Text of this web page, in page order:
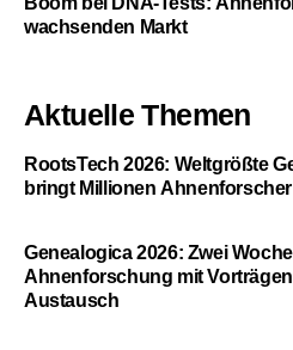
wachsenden Markt
Aktuelle Themen
RootsTech 2026: Weltgrößte
bringt Millionen
Genealogica 2026: Zwei
Ahnenforschung mit
Austausch